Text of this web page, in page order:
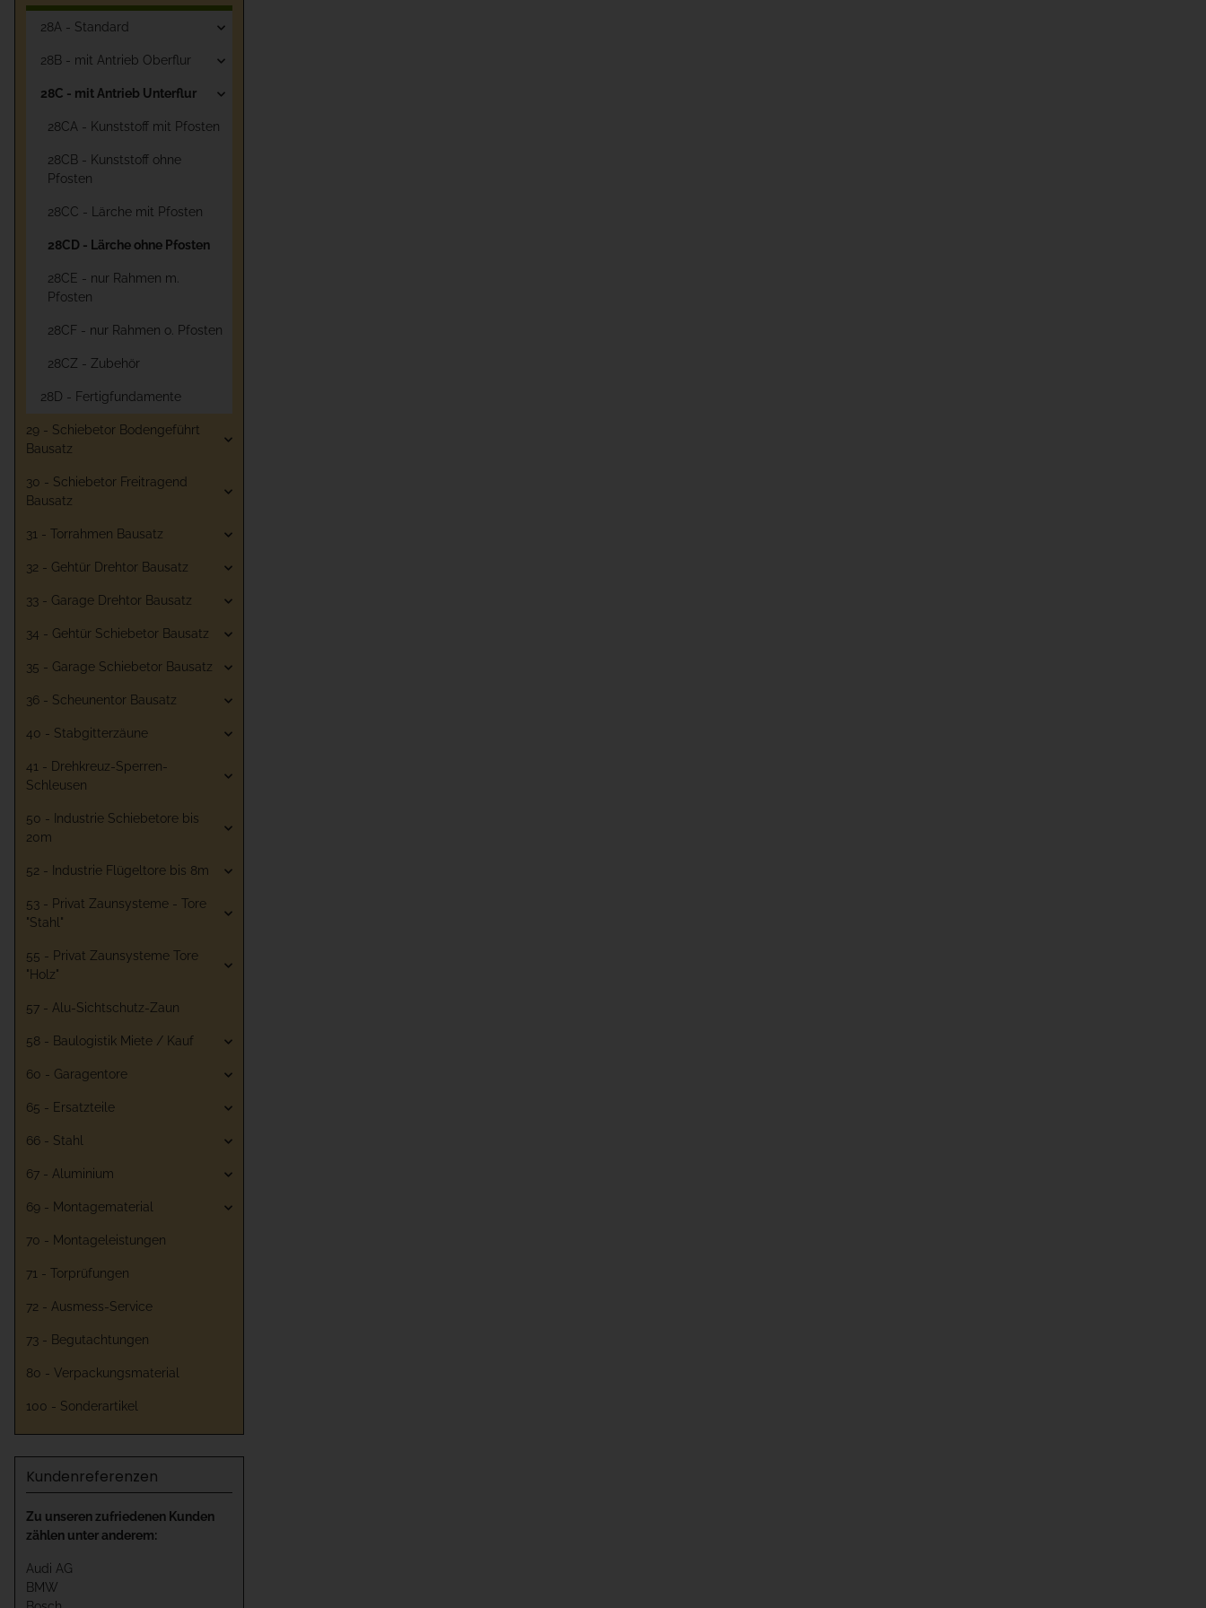
28A - Standard
28B - mit Antrieb Oberflur
28C - mit Antrieb Unterflur
28CA - Kunststoff mit Pfosten
28CB - Kunststoff ohne
Pfosten
28CC - Lärche mit Pfosten
28CD - Lärche ohne Pfosten
28CE - nur Rahmen m.
Pfosten
28CF - nur Rahmen o. Pfosten
28CZ - Zubehör
28D - Fertigfundamente
29 - Schiebetor Bodengeführt
Bausatz
30 - Schiebetor Freitragend
Bausatz
31 - Torrahmen Bausatz
32 - Gehtür Drehtor Bausatz
33 - Garage Drehtor Bausatz
34 - Gehtür Schiebetor Bausatz
35 - Garage Schiebetor Bausatz
36 - Scheunentor Bausatz
40 - Stabgitterzäune
41 - Drehkreuz-Sperren-
Schleusen
50 - Industrie Schiebetore bis
20m
52 - Industrie Flügeltore bis 8m
53 - Privat Zaunsysteme - Tore
"Stahl"
55 - Privat Zaunsysteme Tore
"Holz"
57 - Alu-Sichtschutz-Zaun
58 - Baulogistik Miete / Kauf
60 - Garagentore
65 - Ersatzteile
66 - Stahl
67 - Aluminium
69 - Montagematerial
70 - Montageleistungen
71 - Torprüfungen
72 - Ausmess-Service
73 - Begutachtungen
80 - Verpackungsmaterial
100 - Sonderartikel
Kundenreferenzen
Zu unseren zufriedenen Kunden
zählen unter anderem:
Audi AG
BMW